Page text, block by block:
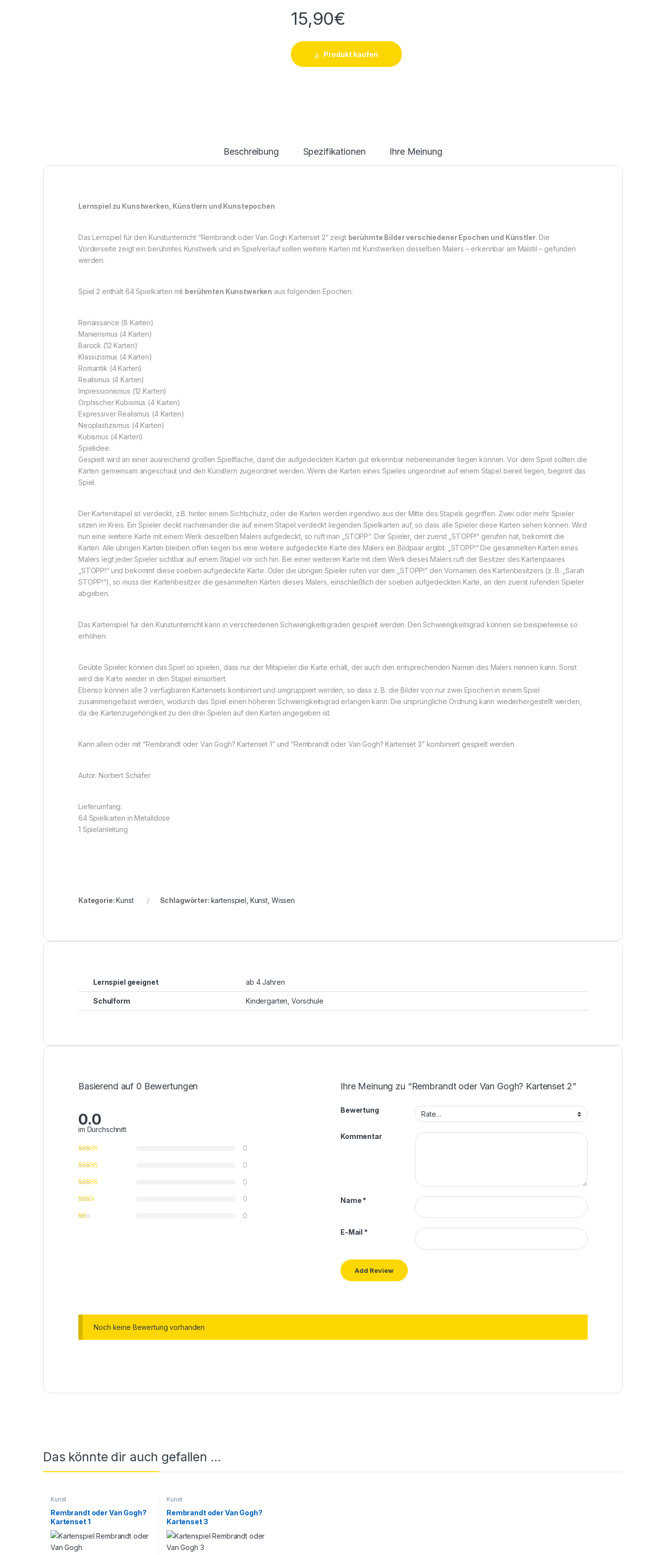
15,90€
Produkt kaufen
Beschreibung Spezifikationen Ihre Meinung
Lernspiel zu Kunstwerken, Künstlern und Kunstepochen
Das Lernspiel für den Kunstunterricht “Rembrandt oder Van Gogh Kartenset 2” zeigt berühmte Bilder verschiedener Epochen und Künstler. Die
Vorderseite zeigt ein berühmtes Kunstwerk und im Spielverlauf sollen weitere Karten mit Kunstwerken desselben Malers – erkennbar am Malstil – gefunden
werden.
Spiel 2 enthält 64 Spielkarten mit berühmten Kunstwerken aus folgenden Epochen:
Renaissance (8 Karten)
Manierismus (4 Karten)
Barock (12 Karten)
Klassizismus (4 Karten)
Romantik (4 Karten)
Realismus (4 Karten)
Impressionismus (12 Karten)
Orphischer Kubismus (4 Karten)
Expressiver Realismus (4 Karten)
Neoplastizismus (4 Karten)
Kubismus (4 Karten)
Spielidee:
Gespielt wird an einer ausreichend großen Spielfläche, damit die aufgedeckten Karten gut erkennbar nebeneinander liegen können. Vor dem Spiel sollten die
Karten gemeinsam angeschaut und den Künstlern zugeordnet werden. Wenn die Karten eines Spieles ungeordnet auf einem Stapel bereit liegen, beginnt das
Spiel.
Der Kartenstapel ist verdeckt, z.B. hinter einem Sichtschutz, oder die Karten werden irgendwo aus der Mitte des Stapels gegriffen. Zwei oder mehr Spieler
sitzen im Kreis. Ein Spieler deckt nacheinander die auf einem Stapel verdeckt liegenden Spielkarten auf, so dass alle Spieler diese Karten sehen können. Wird
nun eine weitere Karte mit einem Werk desselben Malers aufgedeckt, so ruft man „STOPP“. Der Spieler, der zuerst „STOPP!“ gerufen hat, bekommt die
Karten. Alle übrigen Karten bleiben offen liegen bis eine weitere aufgedeckte Karte des Malers ein Bildpaar ergibt. „STOPP!“ Die gesammelten Karten eines
Malers legt jeder Spieler sichtbar auf einem Stapel vor sich hin. Bei einer weiteren Karte mit dem Werk dieses Malers ruft der Besitzer des Kartenpaares
„STOPP!“ und bekommt diese soeben aufgedeckte Karte. Oder die übrigen Spieler rufen vor dem „STOPP!“ den Vornamen des Kartenbesitzers (z. B. „Sarah
STOPP!“), so muss der Kartenbesitzer die gesammelten Karten dieses Malers, einschließlich der soeben aufgedeckten Karte, an den zuerst rufenden Spieler
abgeben.
Das Kartenspiel für den Kunstunterricht kann in verschiedenen Schwierigkeitsgraden gespielt werden. Den Schwierigkeitsgrad können sie beispielweise so
erhöhen:
Geübte Spieler können das Spiel so spielen, dass nur der Mitspieler die Karte erhält, der auch den entsprechenden Namen des Malers nennen kann. Sonst
wird die Karte wieder in den Stapel einsortiert.
Ebenso können alle 3 verfügbaren Kartensets kombiniert und umgruppiert werden, so dass z. B. die Bilder von nur zwei Epochen in einem Spiel
zusammengefasst werden, wodurch das Spiel einen höheren Schwierigkeitsgrad erlangen kann. Die ursprüngliche Ordnung kann wiederhergestellt werden,
da die Kartenzugehörigkeit zu den drei Spielen auf den Karten angegeben ist.
Kann allein oder mit “Rembrandt oder Van Gogh? Kartenset 1” und “Rembrandt oder Van Gogh? Kartenset 3” kombiniert gespielt werden.
Autor: Norbert Schäfer
Lieferumfang:
64 Spielkarten in Metalldose
1 Spielanleitung
Kategorie:Kunst Schlagwörter: kartenspiel Kunst Wissen
Lernspiel geeignet ab 4 Jahren
Schulform Kindergarten ,Vorschule
Basierend auf 0 Bewertungen
0.0
im Durchschnitt
0
0
0
0
0
Ihre Meinung zu “Rembrandt oder Van Gogh? Kartenset 2”
Bewertung
Kommentar
Name *
E-Mail *
Noch keine Bewertung vorhanden
Das könnte dir auch gefallen …
Kunst
Rembrandt oder Van Gogh?
Kartenset 1
Kunst
Rembrandt oder Van Gogh?
Kartenset 3